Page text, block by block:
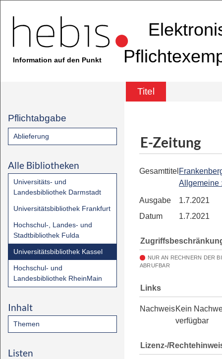
Information auf den Punkt
Titel
Pflichtabgabe
Ablieferung
Alle Bibliotheken
Universitäts- und
Landesbibliothek Darmstadt
Universitätsbibliothek Frankfurt
Hochschul-, Landes- und
Stadtbibliothek Fulda
Universitätsbibliothek Kassel
Hochschul- und
Landesbibliothek RheinMain
Inhalt
Themen
Listen
E-Zeitung
Gesamttitel
Allgemeine
Ausgabe
1.7.2021
Datum
1.7.2021
NUR AN RECHNERN DER
ABRUFBAR
Links
NachweisKein
verfügbar
Lizenz-/